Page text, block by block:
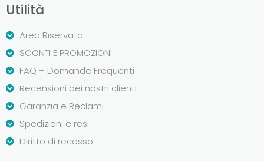
Utilità
Area Riservata
SCONTI E PROMOZIONI
FAQ – Domande Frequenti
Recensioni dei nostri clienti
Garanzia e Reclami
Spedizioni e resi
Diritto di recesso